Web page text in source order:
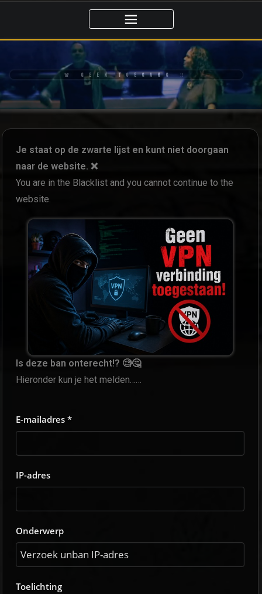
🚨 GEEN TOEGANG ‼️
Je staat op de zwarte lijst en kunt niet doorgaan
naar de website. ❌
You are in the Blacklist and you cannot continue to the
website.
Is deze ban onterecht!? 🧐🤔
Hieronder kun je het melden……
E-mailadres *
IP-adres
Onderwerp
Toelichting